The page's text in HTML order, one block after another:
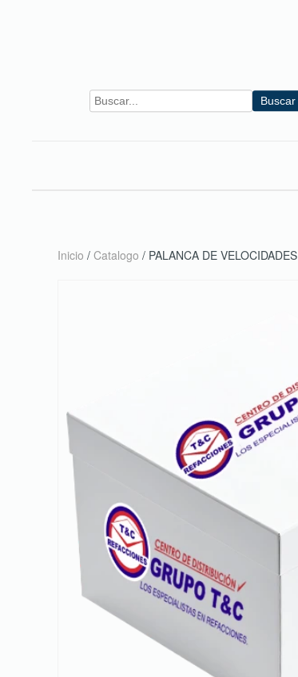
Buscar
Inicio / Catalogo / PALANCA DE VELOCIDADES